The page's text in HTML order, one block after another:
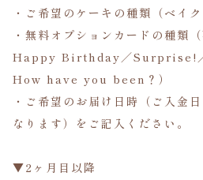
・ご希望のケーキの種類（ベイク
・無料オプションカードの種
Happy Birthday／Surprise!
How have you been？）
・ご希望のお届け日時（ご入金
なります）をご記入ください。
▼2ヶ月目以降